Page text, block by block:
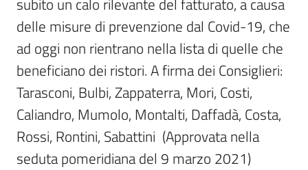
i
cittadini
delle misure di prevenzione dal Covid-19, che
ad oggi non rientrano nella lista di quelle che
beneficiano dei ristori. A firma dei Consiglieri:
Tarasconi, Bulbi, Zappaterra, Mori, Costi,
Caliandro, Mumolo, Montalti, Daffadà, Costa,
Rossi, Rontini, Sabattini  (Approvata nella
seduta pomeridiana del 9 marzo 2021)